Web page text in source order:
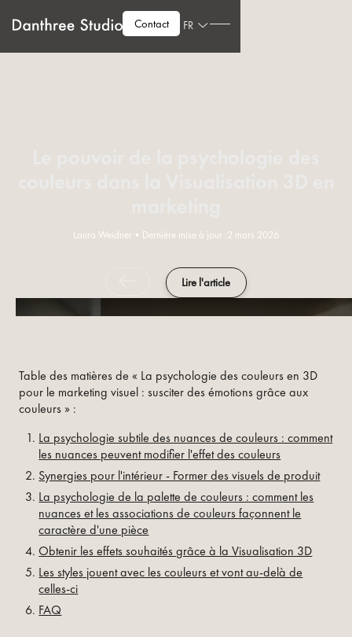
Contact FR
Laura Weidner • Dernière mise à jour :2 mars 2026
Lire l'article
Table des matières de « La psychologie des couleurs en 3D
pour le marketing visuel : susciter des émotions grâce aux
couleurs » :
La psychologie subtile des nuances de couleurs : comment
les nuances peuvent modifier l'effet des couleurs
Synergies pour l'intérieur - Former des visuels de produit
La psychologie de la palette de couleurs : comment les
nuances et les associations de couleurs façonnent le
caractère d'une pièce
Obtenir les effets souhaités grâce à la Visualisation 3D
Les styles jouent avec les couleurs et vont au-delà de
celles-ci
FAQ